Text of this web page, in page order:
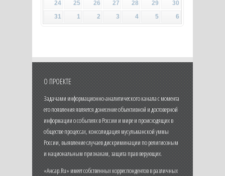
24
25 26 27 28 29
30
31
1 2 3 4 5 6
О ПРОЕКТЕ
Задачами информационно-аналитического канала с момента
его появления является донесение объективной и достоверной
информации о событиях в России и мире и происходящих в
обществе процессах, консолидация мусульманской уммы
России, выявление случаев дискриминации по религиозным
и национальным признакам, защита прав верующих.
«Ансар.Ru» имеет собственных корреспондентов в различных